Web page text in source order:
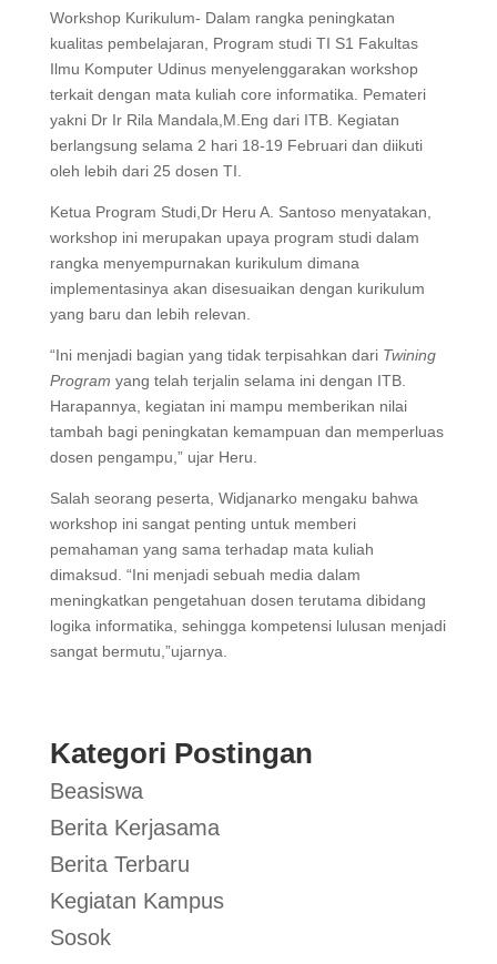
Workshop Kurikulum- Dalam rangka peningkatan
kualitas pembelajaran, Program studi TI S1 Fakultas
Ilmu Komputer Udinus menyelenggarakan workshop
terkait dengan mata kuliah core informatika. Pemateri
yakni Dr Ir Rila Mandala,M.Eng dari ITB. Kegiatan
berlangsung selama 2 hari 18-19 Februari dan diikuti
oleh lebih dari 25 dosen TI.
Ketua Program Studi,Dr Heru A. Santoso menyatakan,
workshop ini merupakan upaya program studi dalam
rangka menyempurnakan kurikulum dimana
implementasinya akan disesuaikan dengan kurikulum
yang baru dan lebih relevan.
“Ini menjadi bagian yang tidak terpisahkan dari Twining
Program yang telah terjalin selama ini dengan ITB.
Harapannya, kegiatan ini mampu memberikan nilai
tambah bagi peningkatan kemampuan dan memperluas
dosen pengampu,” ujar Heru.
Salah seorang peserta, Widjanarko mengaku bahwa
workshop ini sangat penting untuk memberi
pemahaman yang sama terhadap mata kuliah
dimaksud. “Ini menjadi sebuah media dalam
meningkatkan pengetahuan dosen terutama dibidang
logika informatika, sehingga kompetensi lulusan menjadi
sangat bermutu,”ujarnya.
Kategori Postingan
Beasiswa
Berita Kerjasama
Berita Terbaru
Kegiatan Kampus
Sosok